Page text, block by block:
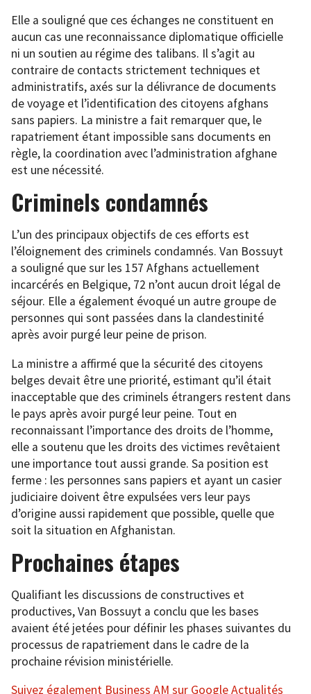
Elle a souligné que ces échanges ne constituent en
aucun cas une reconnaissance diplomatique officielle
ni un soutien au régime des talibans. Il s’agit au
contraire de contacts strictement techniques et
administratifs, axés sur la délivrance de documents
de voyage et l’identification des citoyens afghans
sans papiers. La ministre a fait remarquer que, le
rapatriement étant impossible sans documents en
règle, la coordination avec l’administration afghane
est une nécessité.
Criminels condamnés
L’un des principaux objectifs de ces efforts est
l’éloignement des criminels condamnés. Van Bossuyt
a souligné que sur les 157 Afghans actuellement
incarcérés en Belgique, 72 n’ont aucun droit légal de
séjour. Elle a également évoqué un autre groupe de
personnes qui sont passées dans la clandestinité
après avoir purgé leur peine de prison.
La ministre a affirmé que la sécurité des citoyens
belges devait être une priorité, estimant qu’il était
inacceptable que des criminels étrangers restent dans
le pays après avoir purgé leur peine. Tout en
reconnaissant l’importance des droits de l’homme,
elle a soutenu que les droits des victimes revêtaient
une importance tout aussi grande. Sa position est
ferme : les personnes sans papiers et ayant un casier
judiciaire doivent être expulsées vers leur pays
d’origine aussi rapidement que possible, quelle que
soit la situation en Afghanistan.
Prochaines étapes
Qualifiant les discussions de constructives et
productives, Van Bossuyt a conclu que les bases
avaient été jetées pour définir les phases suivantes du
processus de rapatriement dans le cadre de la
prochaine révision ministérielle.
Suivez également Business AM sur Google Actualités